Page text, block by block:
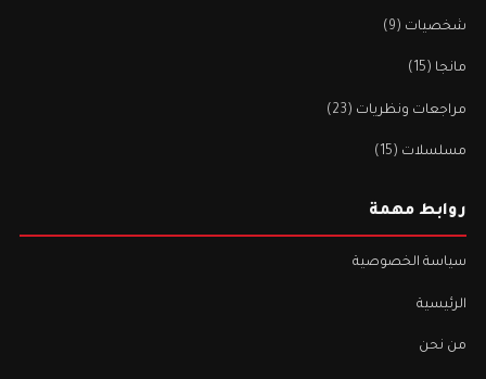
شخصيات (9)
مانجا (15)
مراجعات ونظريات (23)
مسلسلات (15)
روابط مهمة
سياسة الخصوصية
الرئيسية
من نحن